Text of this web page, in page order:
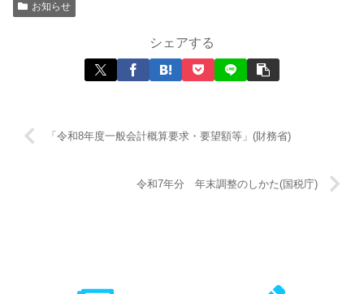
お知らせ
シェアする
「令和8年度一般会計概算要求・要望額等」(財務省)
令和7年分 年末調整のしかた(国税庁)